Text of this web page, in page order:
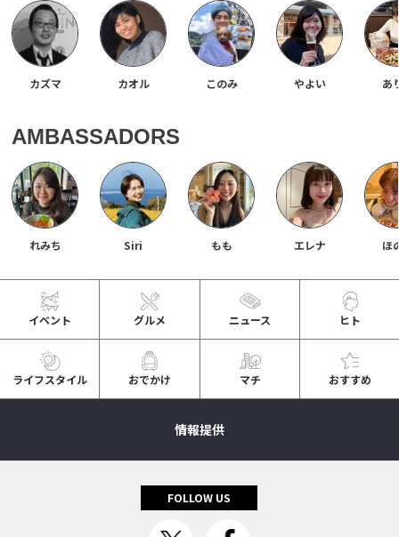
カズマ カオル このみ やよい あ
AMBASSADORS
れみち Siri もも エレナ ほ
イベント グルメ ニュース ヒト
ライフスタイル おでかけ マチ おすすめ
情報提供
FOLLOW US